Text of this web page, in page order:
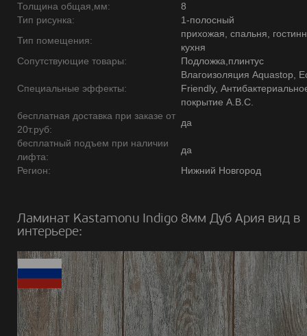
Толщина общая,мм:
8
Тип рисунка:
1-полосный
Тип помещения:
прихожая, спальня,
кухня
Сопутствующие товары:
Подложка,плинтус
Специальные эффекты:
Влагоизоляция Aquastop,
Friendly,
покрытие А.В.С.
бесплатная доставка при заказе от
20т.руб:
да
бесплатный подъем при наличии
лифта:
да
Регион:
Нижний Новгород
Ламинат Kastamonu Indigo 8мм Дуб Ария вид в
интерьере: